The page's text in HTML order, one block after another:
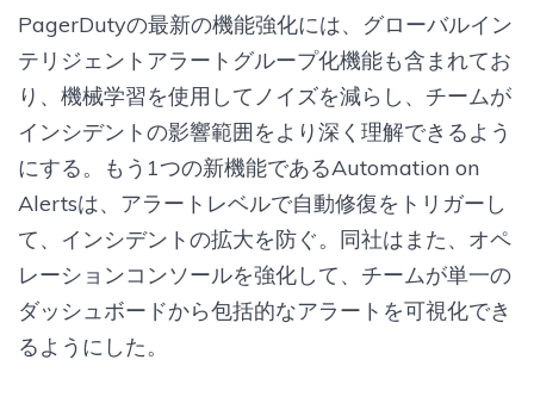
PagerDutyの最新の機能強化には、グローバルイン
テリジェントアラートグループ化機能も含まれてお
り、機械学習を使用してノイズを減らし、チームが
インシデントの影響範囲をより深く理解できるよう
にする。もう1つの新機能であるAutomation on
Alertsは、アラートレベルで自動修復をトリガーし
て、インシデントの拡大を防ぐ。同社はまた、オペ
レーションコンソールを強化して、チームが単一の
ダッシュボードから包括的なアラートを可視化でき
るようにした。